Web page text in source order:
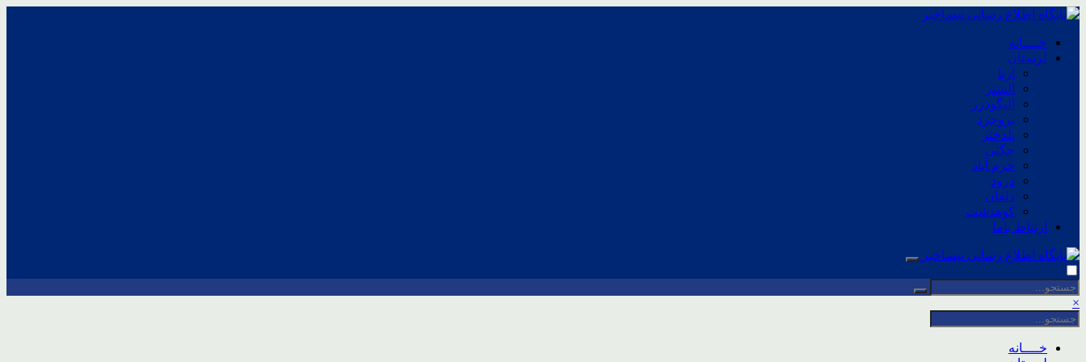
خــــانه
لرستان
ازنا
الشتر
الیگودرز
بروجرد
پلدختر
چگنی
خرم آباد
درود
دلفان
کوهدشت
ارتباط باما
×
خــــانه